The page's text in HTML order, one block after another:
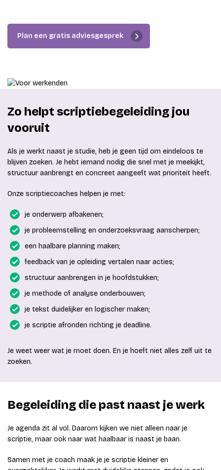
Plan een gratis adviesgesprek
Zo helpt scriptiebegeleiding jou
vooruit
Als je werkt naast je studie, heb je geen tijd om eindeloos te
blijven zoeken. Je hebt iemand nodig die snel met je meekijkt,
structuur aanbrengt en concreet aangeeft wat prioriteit heeft.
Onze scriptiecoaches helpen je met:
je onderwerp afbakenen;
je probleemstelling en onderzoeksvraag aanscherpen;
een haalbare planning maken;
feedback van je opleiding vertalen naar acties;
structuur aanbrengen in je hoofdstukken;
je methode of analyse onderbouwen;
je tekst duidelijker en logischer maken;
je scriptie afronden richting je deadline.
Je weet weer wat je moet doen. En je hoeft niet alles zelf uit te
zoeken.
Begeleiding die past naast je werk
Je agenda zit al vol. Daarom kijken we niet alleen naar je
scriptie, maar ook naar wat haalbaar is naast je baan.
Samen met je coach maak je je scriptie kleiner en